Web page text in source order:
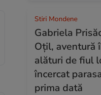
Stiri Mondene
Gabriela
Oțil, aventură
alături de fiul
încercat
prima dată